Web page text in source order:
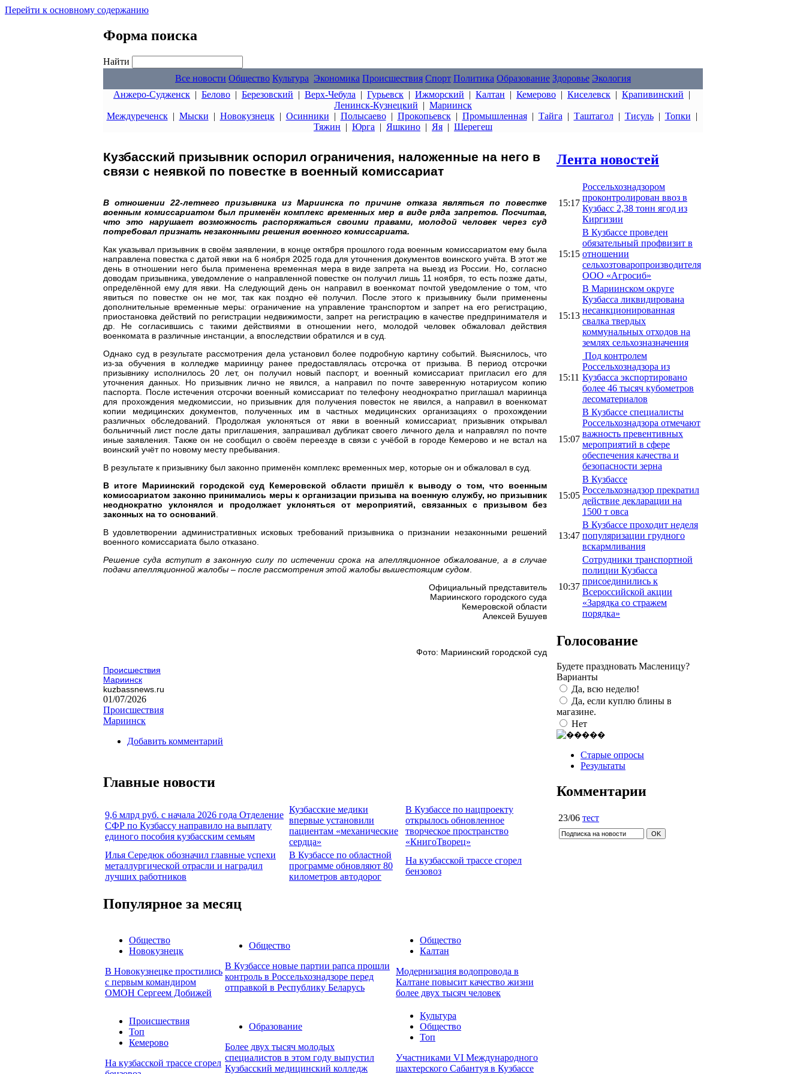
Перейти к основному содержанию
Форма поиска
Найти
Все новости Общество Культура Экономика Происшествия Спорт Политика Образование Здоровье Экология
Анжеро-Судженск | Белово | Березовский | Верх-Чебула | Гурьевск | Ижморский | Калтан | Кемерово | Киселевск | Крапивинский |
Ленинск-Кузнецкий | Мариинск
Междуреченск| Мыски | Новокузнецк| Осинники | Полысаево| Прокопьевск| Промышленная| Тайга | Таштагол| Тисуль| Топки |
Тяжин | Юрга | Яшкино | Яя | Шерегеш
Кузбасский призывник оспорил ограничения, наложенные на него в
связи с неявкой по повестке в военный комиссариат
В отношении 22-летнего призывника из Мариинска по причине отказа являться по повестке
военным комиссариатом был применён комплекс временных мер в виде ряда запретов. Посчитав,
что это нарушает возможность распоряжаться своими правами, молодой человек через суд
потребовал признать незаконными решения военного комиссариата.
Как указывал призывник в своём заявлении, в конце октября прошлого года военным комиссариатом ему была
направлена повестка с датой явки на 6 ноября 2025 года для уточнения документов воинского учёта. В этот же
день в отношении него была применена временная мера в виде запрета на выезд из России. Но, согласно
доводам призывника, уведомление о направленной повестке он получил лишь 11 ноября, то есть позже даты,
определённой ему для явки. На следующий день он направил в военкомат почтой уведомление о том, что
явиться по повестке он не мог, так как поздно её получил. После этого к призывнику были применены
дополнительные временные меры: ограничение на управление транспортом и запрет на его регистрацию,
приостановка действий по регистрации недвижимости, запрет на регистрацию в качестве предпринимателя и
др. Не согласившись с такими действиями в отношении него, молодой человек обжаловал действия
военкомата в различные инстанции, а впоследствии обратился и в суд.
Однако суд в результате рассмотрения дела установил более подробную картину событий. Выяснилось, что
из-за обучения в колледже мариинцу ранее предоставлялась отсрочка от призыва. В период отсрочки
призывнику исполнилось 20 лет, он получил новый паспорт, и военный комиссариат пригласил его для
уточнения данных. Но призывник лично не явился, а направил по почте заверенную нотариусом копию
паспорта. После истечения отсрочки военный комиссариат по телефону неоднократно приглашал мариинца
для прохождения медкомиссии, но призывник для получения повесток не явился, а направил в военкомат
копии медицинских документов, полученных им в частных медицинских организациях о прохождении
различных обследований. Продолжая уклоняться от явки в военный комиссариат, призывник открывал
больничный лист после даты приглашения, запрашивал дубликат своего личного дела и направлял по почте
иные заявления. Также он не сообщил о своём переезде в связи с учёбой в городе Кемерово и не встал на
воинский учёт по новому месту пребывания.
В результате к призывнику был законно применён комплекс временных мер, которые он и обжаловал в суд.
В итоге Мариинский городской суд Кемеровской области пришёл к выводу о том, что военным
комиссариатом законно принимались меры к организации призыва на военную службу, но призывник
неоднократно уклонялся и продолжает уклоняться от мероприятий, связанных с призывом без
законных на то оснований
В удовлетворении административных исковых требований призывника о признании незаконными решений
военного комиссариата было отказано.
Решение суда вступит в законную силу по истечении срока на апелляционное обжалование, а в случае
подачи апелляционной жалобы – после рассмотрения этой жалобы вышестоящим судом
Официальный представитель
Мариинского городского суда
Кемеровской области
Алексей Бушуев
Фото: Мариинский городской суд
Происшествия
Мариинск
kuzbassnews.ru
01/07/2026
Происшествия
Мариинск
Добавить комментарий
Главные новости
9,6 млрд руб. с начала 2026 года Отделение
СФР по Кузбассу направило на выплату
единого пособия кузбасским семьям
Кузбасские медики
впервые установили
пациентам «механические
сердца»
В Кузбассе по нацпроекту
открылось обновленное
творческое пространство
«КнигоТворец»
Илья Середюк обозначил главные успехи
металлургической отрасли и наградил
лучших работников
В Кузбассе по областной
программе обновляют 80
километров автодорог
На кузбасской трассе сгорел
бензовоз
Популярное за месяц
Общество
Новокузнецк
В Новокузнецке простились
с первым командиром
ОМОН Сергеем Добижей
Общество
В Кузбассе новые партии рапса прошли
контроль в Россельхознадзоре перед
отправкой в Республику Беларусь
Общество
Калтан
Модернизация водопровода в
Калтане повысит качество жизни
более двух тысяч человек
Происшествия
Топ
Кемерово
На кузбасской трассе сгорел
Образование
Более двух тысяч молодых
специалистов в этом году выпустил
Кузбасский медицинский колледж
Культура
Общество
Топ
Участниками VI Международного
шахтерского Сабантуя в Кузбассе
Лента новостей
15:17
Россельхознадзором
проконтролирован ввоз в
Кузбасс 2,38 тонн ягод из
Киргизии
15:15
В Кузбассе проведен
обязательный профвизит в
отношении
сельхозтоваропроизводителя
ООО «Агросиб»
15:13
В Мариинском округе
Кузбасса ликвидирована
несанкционированная
свалка твердых
коммунальных отходов на
землях сельхозназначения
15:11
Под контролем
Россельхознадзора из
Кузбасса экспортировано
более 46 тысяч кубометров
лесоматериалов
15:07
В Кузбассе специалисты
Россельхознадзора отмечают
важность превентивных
мероприятий в сфере
обеспечения качества и
безопасности зерна
15:05
В Кузбассе
Россельхознадзор прекратил
действие декларации на
1500 т овса
13:47
В Кузбассе проходит неделя
популяризации грудного
вскармливания
10:37
Сотрудники транспортной
полиции Кузбасса
присоединились к
Всероссийской акции
«Зарядка со стражем
порядка»
Голосование
Будете праздновать Масленицу?
Варианты
Да, всю неделю!
Да, если куплю блины в
магазине.
Нет
Старые опросы
Результаты
Комментарии
23/06 тест